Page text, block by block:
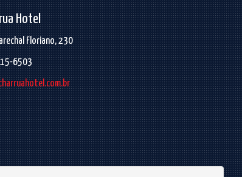
Hotel
Floriano, 230
6503